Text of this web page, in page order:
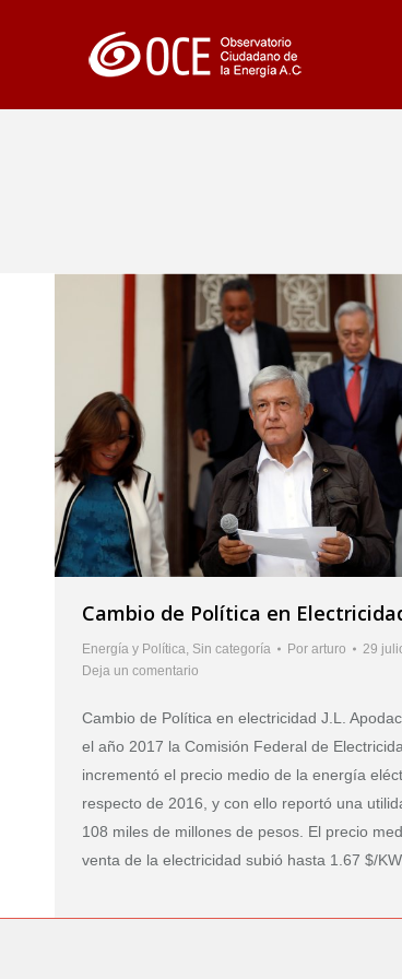
Cambio de Política en
Energía y Política, Sin categoría Por arturo
29
Deja un comentario
Cambio de Política en electricidad J.L.
el año 2017 la Comisión Federal de
incrementó el precio medio de la energía
respecto de 2016, y con ello reportó una
108 miles de millones de pesos. El precio
venta de la electricidad subió hasta 1.67 $/